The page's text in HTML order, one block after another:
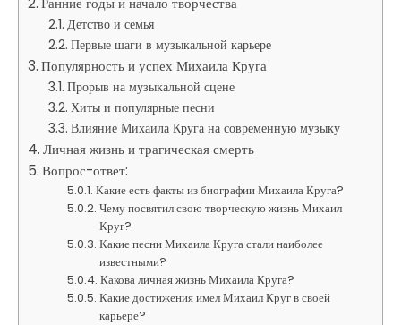
Детство и семья
Первые шаги в музыкальной карьере
Популярность и успех Михаила Круга
Прорыв на музыкальной сцене
Хиты и популярные песни
Влияние Михаила Круга на современную музыку
Личная жизнь и трагическая смерть
Вопрос-ответ:
Какие есть факты из биографии Михаила Круга?
Чему посвятил свою творческую жизнь Михаил
Круг?
Какие песни Михаила Круга стали наиболее
известными?
Какова личная жизнь Михаила Круга?
Какие достижения имел Михаил Круг в своей
карьере?